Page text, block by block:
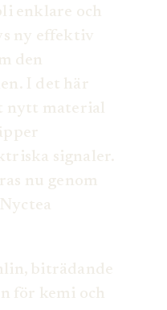
enklare och
ny effektiv
den
I det här
nytt material
signaler.
nu genom
biträdande
för kemi och